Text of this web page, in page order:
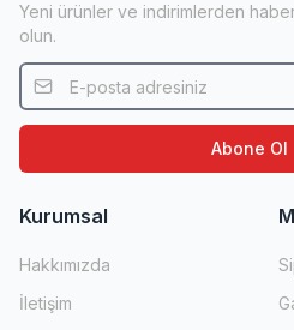
Yeni ürünler ve indirimlerden
olun.
Abone Ol
Kurumsal
Hakkımızda
İletişim